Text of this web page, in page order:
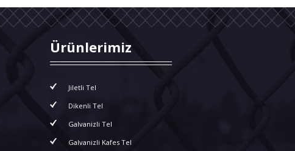
Ürünlerimiz
Jiletli Tel
Dikenli Tel
Galvanizli Tel
Galvanizli Kafes Tel